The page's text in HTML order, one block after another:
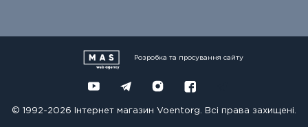
© 1992-2026 Інтернет магазин Voentorg. Всі права захищені.
Розробка та просування сайту